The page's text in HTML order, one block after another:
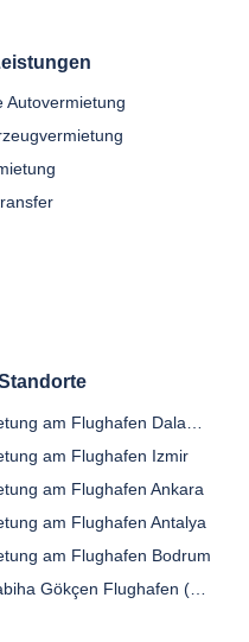
Autovermietung
am Flughafen Izmir
am Flughafen Ankara
am Flughafen Antalya
am Flughafen Bodrum